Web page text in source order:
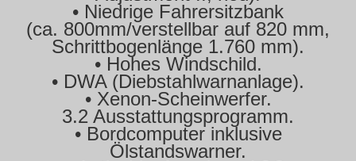
• Niedrige Fahrersitzbank
(ca. 800mm/verstellbar auf 820 mm,
Schrittbogenlänge 1.760 mm).
• Hohes Windschild.
• DWA (Diebstahlwarnanlage).
• Xenon-Scheinwerfer.
3.2 Ausstattungsprogramm.
• Bordcomputer inklusive
Ölstandswarner.